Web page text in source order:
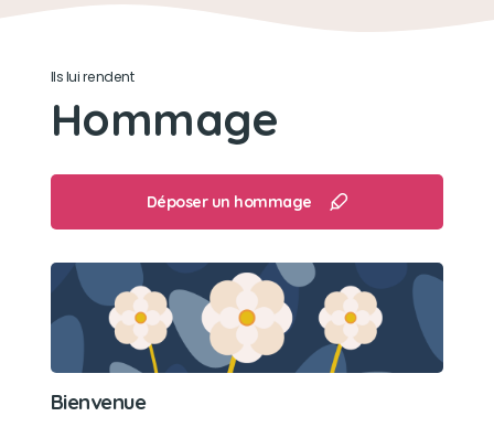
Ils lui rendent
Hommage
Déposer un hommage
Bienvenue